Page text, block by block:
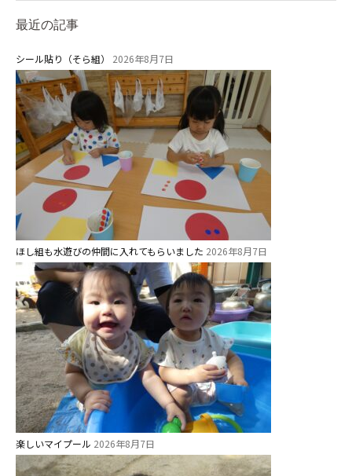
最近の記事
シール貼り（そら組） 2026年8月7日
ほし組も水遊びの仲間に入れてもらいました 2026年8月7日
楽しいマイプール 2026年8月7日
課外教室
理事長のことば
教育と保育
美⽊多幼稚園の理想
園の1⽇
年間⾏事
預かり保育［ヒラソル ]
美⽊多チコス
美⽊多チコスについて
美⽊多チコスブログ
未就園児クラス
0歳親子登園［マカロンクラス ]
1歳・2歳親子登園［マリポサクラ
ス ]